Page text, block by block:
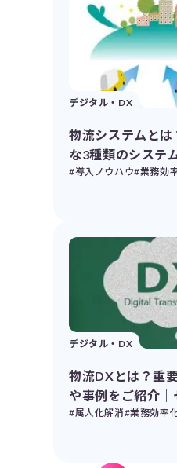
デジタル・DX
物流システムと
な3種類のシステ
#導入ノウハウ#業務効
デジタル・DX
物流DXとは？重
や事例をご紹介
#属人化解消#業務効率